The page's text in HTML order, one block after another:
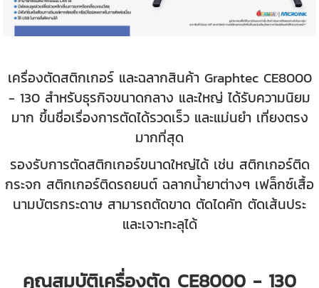
เครื่องตัดสติกเกอร์ และฉลากสินค้า Graphtec CE8000
- 130 สำหรับธุรกิจขนาดกลาง และใหญ่ ได้รับความนิยม
มาก ขึ้นชื่อเรื่องการตัดได้รวดเร็ว และแม่นยำ เที่ยงตรง
มากที่สุด
รองรับการตัดสติกเกอร์ขนาดใหญ่ได้ เช่น สติกเกอร์ติด
กระจก สติกเกอร์ติดรถยนต์ ฉลากน้ำยาต่างๆ เฟล็กซ์เสื้อ
นามบัตรกระดาษ สามารถตัดขาด ตัดไดคัท ตัดเส้นประ
และเจาะทะลุได้
คุณสมบัติเครื่องตัด CE8000 - 130